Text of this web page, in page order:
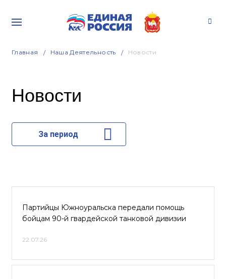
Главная Наша Деятельность Новости
Новости
За период
Партийцы Южноуральска передали помощь
бойцам 90-й гвардейской танковой дивизии
22.07.26